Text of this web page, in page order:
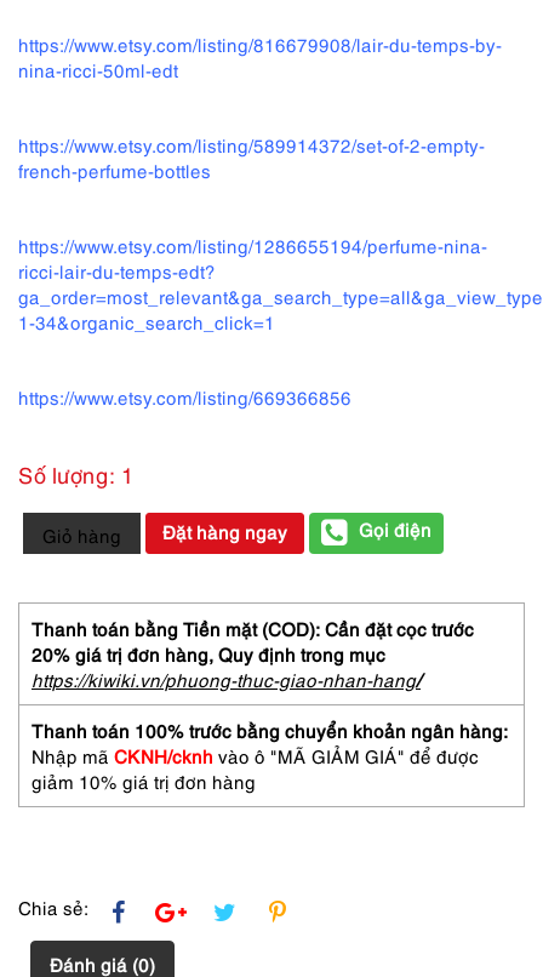
https://www.etsy.com/listing/816679908/lair-du-temps-by-
nina-ricci-50ml-edt
https://www.etsy.com/listing/589914372/set-of-2-empty-
french-perfume-bottles
https://www.etsy.com/listing/1286655194/perfume-nina-
ricci-lair-du-temps-edt?
1-34&organic_search_click=1
https://www.etsy.com/listing/669366856
Số lượng: 1
0407-
NINA
L'air
du
temps
EDT
spray
50ml-
Nước
hoa
nữ-
lượng
Giỏ hàng Đặt hàng ngay Gọi điện
Thanh toán bằng Tiền mặt (COD): Cần đặt cọc trước
20% giá trị đơn hàng, Quy định trong mục
https://kiwiki.vn/phuong-thuc-giao-nhan-hang/
Thanh toán 100% trước bằng chuyển khoản ngân hàng:
Nhập mã CKNH/cknh vào ô "MÃ GIẢM GIÁ" để được
giảm 10% giá trị đơn hàng
Chia sẻ:
Đánh giá (0)